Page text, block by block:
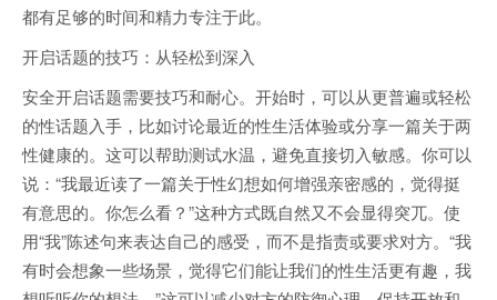
都有足够的时间和精力专注于此。
开启话题的技巧：从轻松到深入
安全开启话题需要技巧和耐心。开始时，可以从更普遍或轻松
的性话题入手，比如讨论最近的性生活体验或分享一篇关于两
性健康的。这可以帮助测试水温，避免直接切入敏感。你可以
说：“我最近读了一篇关于性幻想如何增强亲密感的，觉得挺
有意思的。你怎么看？”这种方式既自然又不会显得突兀。使
用“我”陈述句来表达自己的感受，而不是指责或要求对方。“我
有时会想象一些场景，觉得它们能让我们的性生活更有趣，我